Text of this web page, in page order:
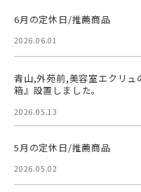
6月の定休日/推薦商品
2026.06.01
青山,外苑前,美容室エクリュ
箱』設置しました。
2026.05.13
5月の定休日/推薦商品
2026.05.02